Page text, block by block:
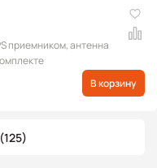
приемником, антенна
В корзину
(125)